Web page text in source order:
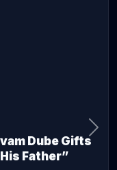
Dube Gifts
Father”